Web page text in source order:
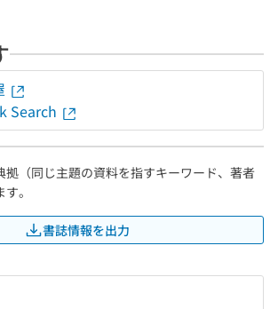
Search
拠（同じ主題の資料を指すキーワード、著者
。
書誌情報を出力